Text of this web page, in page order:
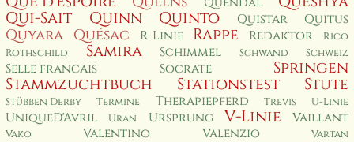
Qui-Sait
Quinn Quinto Quistar Quitus
Quyara Quésac R-Linie Rappe Redaktor
Rico
Rothschild
Samira Schimmel Schwand Schweiz
Selle francais Socrate
Springen
Stammzuchtbuch
Stationstest Stute
Stübben Derby Termine Therapiepferd Trevis U-Linie
UniqueD'Avril Uran Ursprung V-Linie Vaillant
Vako Valentino Valenzio Vartan